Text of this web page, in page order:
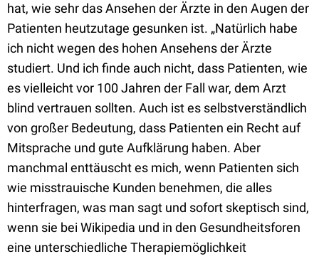
hat, wie sehr das Ansehen der Ärzte in den Augen der
Patienten heutzutage gesunken ist. „Natürlich habe
ich nicht wegen des hohen Ansehens der Ärzte
studiert. Und ich finde auch nicht, dass Patienten, wie
es vielleicht vor 100 Jahren der Fall war, dem Arzt
blind vertrauen sollten. Auch ist es selbstverständlich
von großer Bedeutung, dass Patienten ein Recht auf
Mitsprache und gute Aufklärung haben. Aber
manchmal enttäuscht es mich, wenn Patienten sich
wie misstrauische Kunden benehmen, die alles
hinterfragen, was man sagt und sofort skeptisch sind,
wenn sie bei Wikipedia und in den Gesundheitsforen
eine unterschiedliche Therapiemöglichkeit